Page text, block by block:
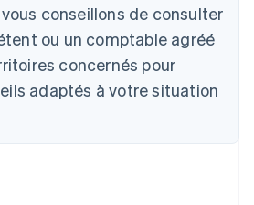
conseillons de consulter
ou un comptable agréé
concernés pour
adaptés à votre situation
Deutsch